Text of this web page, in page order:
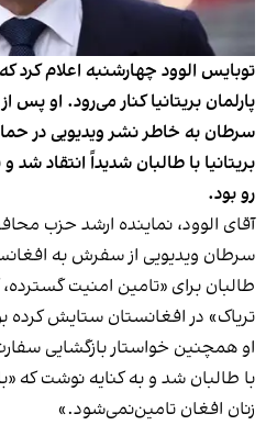
توبایس الوود چهارشنبه اعلام کرد
پارلمان بریتانیا کنار می‌رود. او پس
سرطان به خاطر نشر ویدیویی در
بریتانیا با طالبان شدیداً انتقاد
رو بود.
سرطان ویدیویی از سفرش به
طالبان برای «تامین امنیت
تریاک» در افغانستان ستایش کرده
او همچنین خواستار بازگشایی
با طالبان شد و به کنایه نوشت که
زنان افغان تامین‌نمی‌شود.»